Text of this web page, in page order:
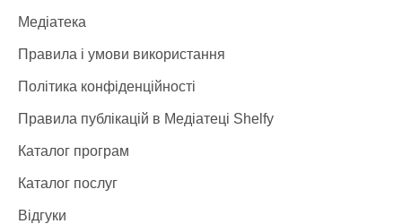
Медіатека
Правила і умови використання
Політика конфіденційності
Правила публікацій в Медіатеці Shelfy
Каталог програм
Каталог послуг
Відгуки